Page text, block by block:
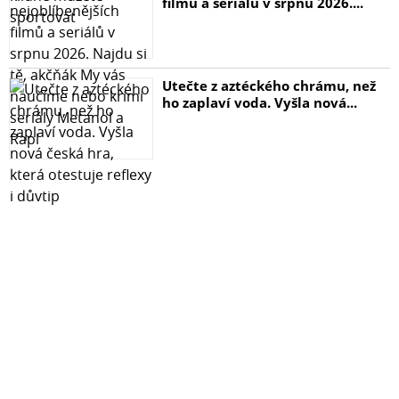
Utečte z aztéckého chrámu, než
ho zaplaví voda. Vyšla nová...